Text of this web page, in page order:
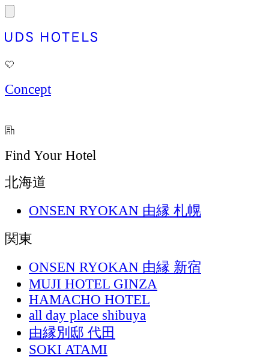
Concept
Find Your Hotel
北海道
ONSEN RYOKAN 由縁 札幌
関東
ONSEN RYOKAN 由縁 新宿
MUJI HOTEL GINZA
HAMACHO HOTEL
all day place shibuya
由縁別邸 代田
SOKI ATAMI